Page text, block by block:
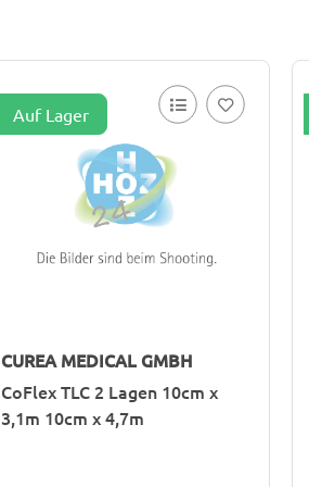
Auf Lager
CUREA MEDICAL GMBH
CoFlex TLC 2 Lagen 10cm x
3,1m 10cm x 4,7m